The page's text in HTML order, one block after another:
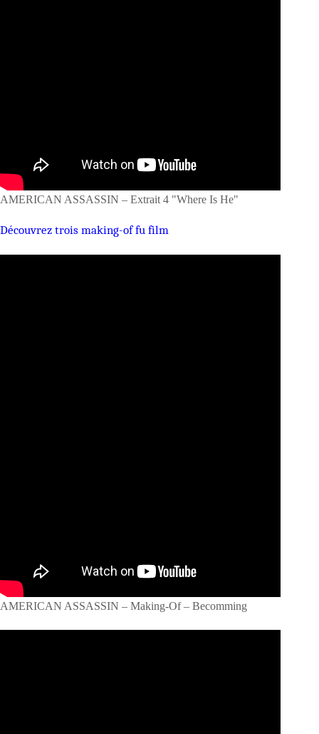
AMERICAN ASSASSIN – Extrait 4 "Where Is He"
Découvrez trois making-of fu film
AMERICAN ASSASSIN – Making-Of – Becomming